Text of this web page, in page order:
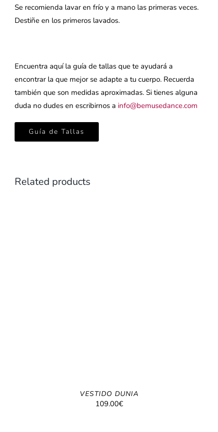
Se recomienda lavar en frío y a mano las primeras veces.
Destiñe en los primeros lavados.
Encuentra aquí la guía de tallas que te ayudará a
encontrar la que mejor se adapte a tu cuerpo. Recuerda
también que son medidas aproximadas. Si tienes alguna
duda no dudes en escribirnos a info@bemusedance.com
Guía de Tallas
Related products
VESTIDO DUNIA
109.00€